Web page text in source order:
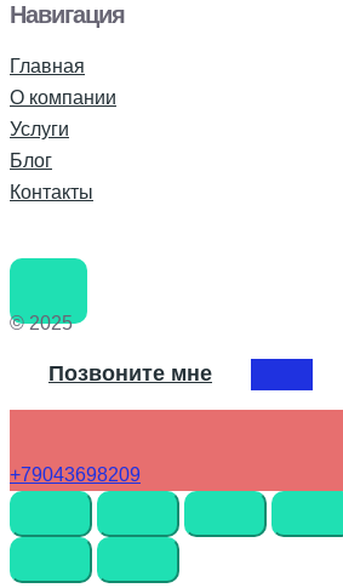
Навигация
Главная
О компании
Услуги
Блог
Контакты
© 2025
Позвоните мне
+79043698209